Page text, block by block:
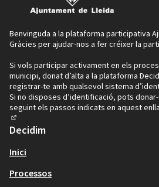
Benvinguda a la plataforma participativa
Gràcies per ajudar-nos a fer créixer la
Si vols participar activament en els
municipi, donat d’alta a la plataforma
registrar-te amb qualsevol sistema
Si no disposes d’identificació, pots donar-
seguint els passos indicats en aquest
(Enllaç extern)
Decidim
Inici
Processos